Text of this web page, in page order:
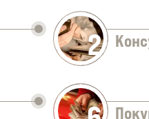
Оставить
2